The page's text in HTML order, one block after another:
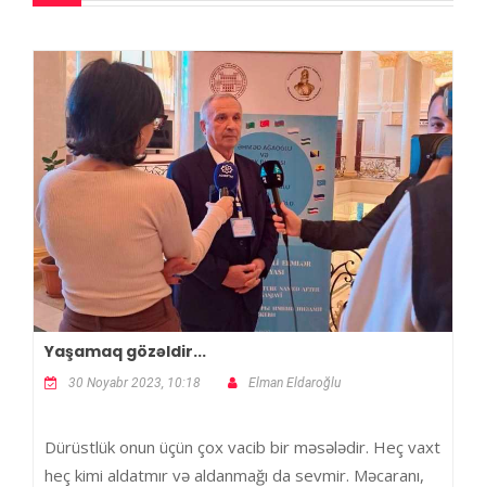
Yaşamaq gözəldir...
30 Noyabr 2023, 10:18 Elman Eldaroğlu
Dürüstlük onun üçün çox vacib bir məsələdir. Heç vaxt
heç kimi aldatmır və aldanmağı da sevmir. Məcaranı,